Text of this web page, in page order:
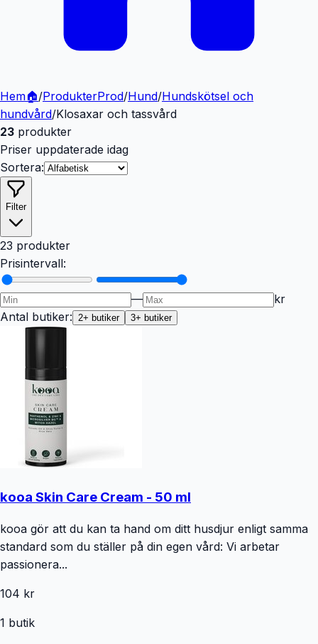
Hem🏠/ProdukterProd/Hund/Hundskötsel och
hundvård/Klosaxar och tassvård
23 produkter
Priser uppdaterade idag
Sortera:
Filter
23 produkter
Prisintervall:
—
kr
Antal butiker: 2+ butiker 3+ butiker
kooa Skin Care Cream - 50 ml
kooa gör att du kan ta hand om ditt husdjur enligt samma
standard som du ställer på din egen vård: Vi arbetar
passionera...
104 kr
1 butik